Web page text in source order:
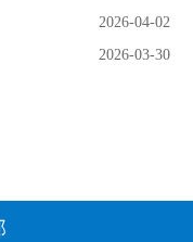
2026-04-02
2026-03-30